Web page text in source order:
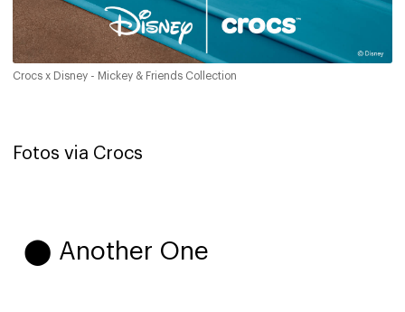
Crocs x Disney - Mickey & Friends Collection
Fotos via Crocs
⬤ Another One